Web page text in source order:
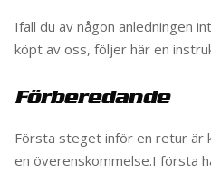
Ifall du av någon anledningen
köpt av oss, följer här en
Förberedande
Första steget inför en retur är
en överenskommelse.I första